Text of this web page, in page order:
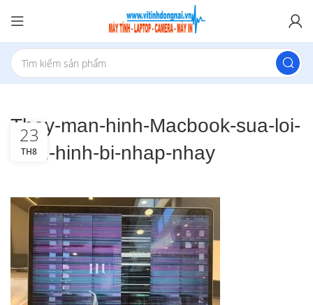
Thay-man-hinh-Macbook-sua-loi-
man-hinh-bi-nhap-nhay
23
TH8